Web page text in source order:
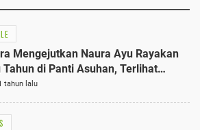
Mengejutkan Naura Ayu Rayakan
Tahun di Panti Asuhan, Terlihat
dengan Kaftan Cokelat
tahun lalu